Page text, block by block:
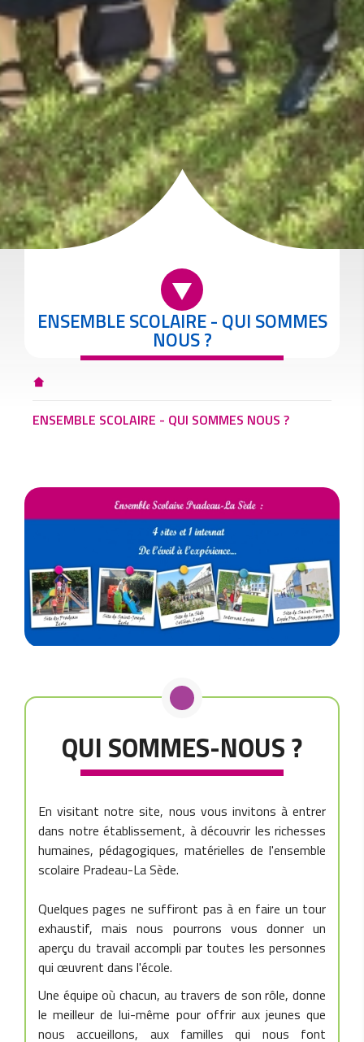
ENSEMBLE SCOLAIRE - QUI SOMMES
NOUS ?
ENSEMBLE SCOLAIRE - QUI SOMMES NOUS ?
QUI SOMMES-NOUS ?
En visitant notre site, nous vous invitons à entrer
dans notre établissement, à découvrir les richesses
humaines, pédagogiques, matérielles de l'ensemble
scolaire Pradeau-La Sède.
Quelques pages ne suffiront pas à en faire un tour
exhaustif, mais nous pourrons vous donner un
aperçu du travail accompli par toutes les personnes
qui œuvrent dans l'école.
Une équipe où chacun, au travers de son rôle, donne
le meilleur de lui-même pour offrir aux jeunes que
nous accueillons, aux familles qui nous font